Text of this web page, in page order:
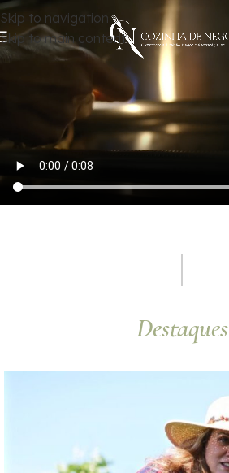
Skip to navigation
Skip to main content
Destaques